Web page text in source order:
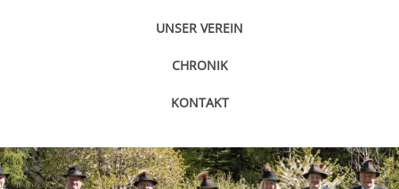
UNSER VEREIN
CHRONIK
KONTAKT